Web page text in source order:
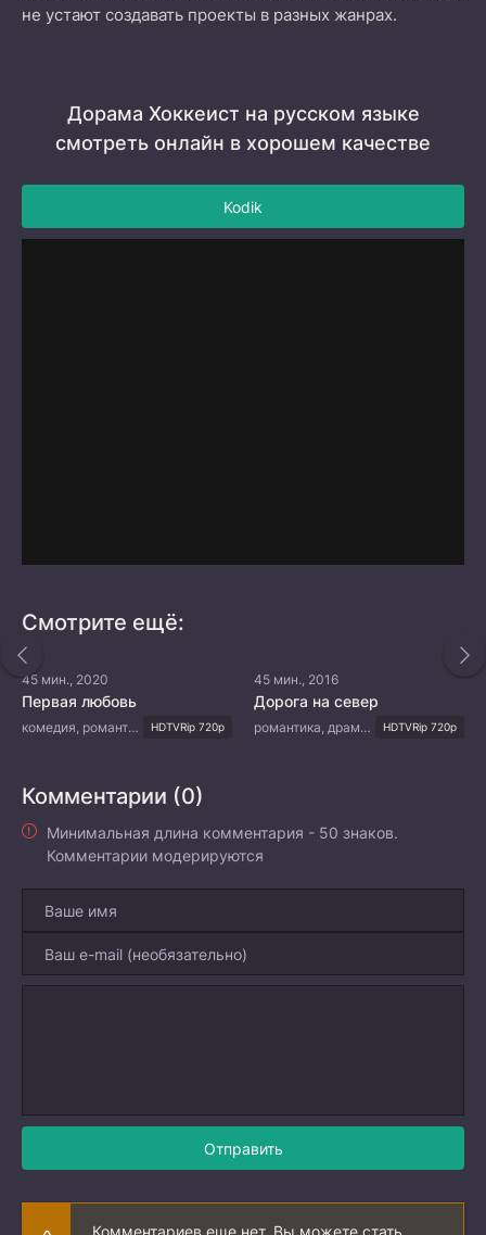
не устают создавать проекты в разных жанрах.
Дорама Хоккеист на русском языке
смотреть онлайн в хорошем качестве
Kodik
Смотрите ещё:
45 мин., 2020
Первая любовь
комедия, романтика, молодость HDTVRip 720p
45 мин., 2016
Дорога на север
романтика, драма, мелодрама HDTVRip 720p
Комментарии (0)
Минимальная длина комментария - 50 знаков.
Комментарии модерируются
Отправить
Комментариев еще нет. Вы можете стать